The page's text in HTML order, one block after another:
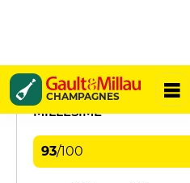
CHAMPAGNES
Godmé Sabine
MILLÉSIME
93/100